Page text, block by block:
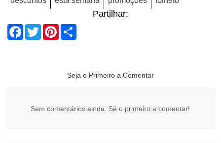
Partilhar:
Facebook
TwitterPinterest
Seja o Primeiro a Comentar
Sem comentários ainda. Sê o primeiro a comentar!